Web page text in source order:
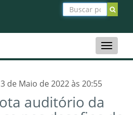
Toggle
de Maio de 2022 às 20:55
auditório da